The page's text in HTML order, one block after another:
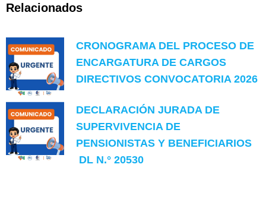
Relacionados
CRONOGRAMA DEL PROCESO DE
ENCARGATURA DE CARGOS
DIRECTIVOS CONVOCATORIA 2026
DECLARACIÓN JURADA DE
SUPERVIVENCIA DE
PENSIONISTAS Y BENEFICIARIOS
DL N.° 20530